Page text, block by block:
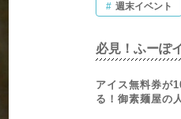
# 週末イベント
必見！ふーぽ
アイス無料券が
る！御素麺屋の